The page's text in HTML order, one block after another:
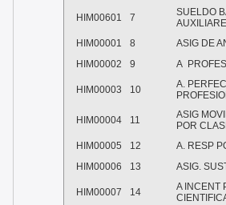
HIM00601 7
SUELDO
HIM00001
8
ASIG DE
HIM00002
9 A
HIM00003 10
A.
HIM00004 11
ASIG
POR
HIM00005
12
A. RESP
HIM00006
13 ASIG.
HIM00007 14
A INCENT